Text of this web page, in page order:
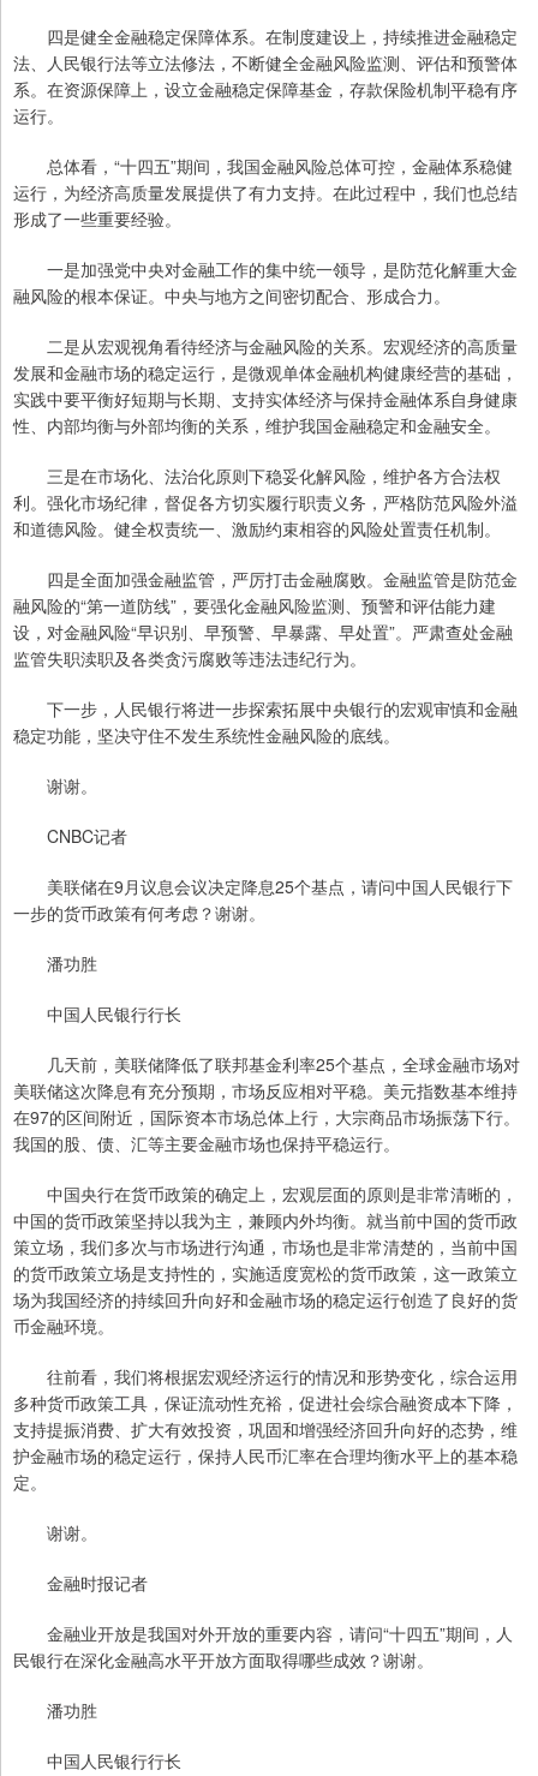
四是健全金融稳定保障体系。在制度建设上，持续推进金融稳定
法、人民银行法等立法修法，不断健全金融风险监测、评估和预警体
系。在资源保障上，设立金融稳定保障基金，存款保险机制平稳有序
运行。
总体看，“十四五”期间，我国金融风险总体可控，金融体系稳健
运行，为经济高质量发展提供了有力支持。在此过程中，我们也总结
形成了一些重要经验。
一是加强党中央对金融工作的集中统一领导，是防范化解重大金
融风险的根本保证。中央与地方之间密切配合、形成合力。
二是从宏观视角看待经济与金融风险的关系。宏观经济的高质量
发展和金融市场的稳定运行，是微观单体金融机构健康经营的基础，
实践中要平衡好短期与长期、支持实体经济与保持金融体系自身健康
性、内部均衡与外部均衡的关系，维护我国金融稳定和金融安全。
三是在市场化、法治化原则下稳妥化解风险，维护各方合法权
利。强化市场纪律，督促各方切实履行职责义务，严格防范风险外溢
和道德风险。健全权责统一、激励约束相容的风险处置责任机制。
四是全面加强金融监管，严厉打击金融腐败。金融监管是防范金
融风险的“第一道防线”，要强化金融风险监测、预警和评估能力建
设，对金融风险“早识别、早预警、早暴露、早处置”。严肃查处金融
监管失职渎职及各类贪污腐败等违法违纪行为。
下一步，人民银行将进一步探索拓展中央银行的宏观审慎和金融
稳定功能，坚决守住不发生系统性金融风险的底线。
谢谢。
CNBC记者
美联储在9月议息会议决定降息25个基点，请问中国人民银行下
一步的货币政策有何考虑？谢谢。
潘功胜
中国人民银行行长
几天前，美联储降低了联邦基金利率25个基点，全球金融市场对
美联储这次降息有充分预期，市场反应相对平稳。美元指数基本维持
在97的区间附近，国际资本市场总体上行，大宗商品市场振荡下行。
我国的股、债、汇等主要金融市场也保持平稳运行。
中国央行在货币政策的确定上，宏观层面的原则是非常清晰的，
中国的货币政策坚持以我为主，兼顾内外均衡。就当前中国的货币政
策立场，我们多次与市场进行沟通，市场也是非常清楚的，当前中国
的货币政策立场是支持性的，实施适度宽松的货币政策，这一政策立
场为我国经济的持续回升向好和金融市场的稳定运行创造了良好的货
币金融环境。
往前看，我们将根据宏观经济运行的情况和形势变化，综合运用
多种货币政策工具，保证流动性充裕，促进社会综合融资成本下降，
支持提振消费、扩大有效投资，巩固和增强经济回升向好的态势，维
护金融市场的稳定运行，保持人民币汇率在合理均衡水平上的基本稳
定。
谢谢。
金融时报记者
金融业开放是我国对外开放的重要内容，请问“十四五”期间，人
民银行在深化金融高水平开放方面取得哪些成效？谢谢。
潘功胜
中国人民银行行长